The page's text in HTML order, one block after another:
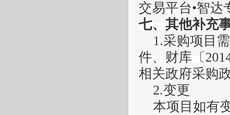
交易平台•智达
七、其他补充
1.采购项目
件、财库〔
相关政府采购
2.变更
本项目如有